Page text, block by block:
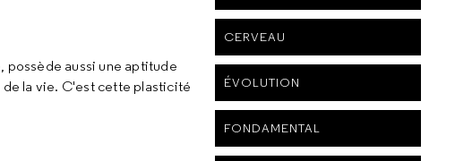
possède aussi une aptitude
la vie. C'est cette plasticité
CERVEAU
ÉVOLUTION
FONDAMENTAL